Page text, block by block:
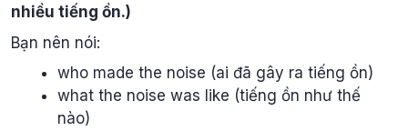
nhiều tiếng ồn.)
Bạn nên nói:
who made the noise (ai đã gây ra tiếng ồn)
what the noise was like (tiếng ồn như thế
nào)